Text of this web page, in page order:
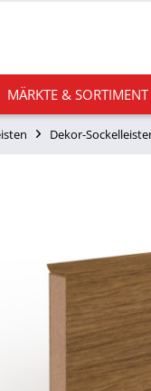
MÄRKTE & SORTIMENT
Dekor-